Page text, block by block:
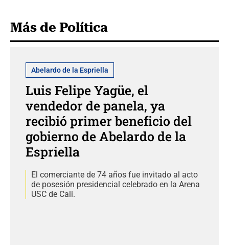
Más de Política
Abelardo de la Espriella
Luis Felipe Yagüe, el
vendedor de panela, ya
recibió primer beneficio del
gobierno de Abelardo de la
Espriella
El comerciante de 74 años fue invitado al acto
de posesión presidencial celebrado en la Arena
USC de Cali.